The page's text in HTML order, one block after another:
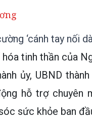
‘cánh tay nối
hóa tinh thần của
ủy, UBND
hỗ trợ chuyên
sức khỏe ban